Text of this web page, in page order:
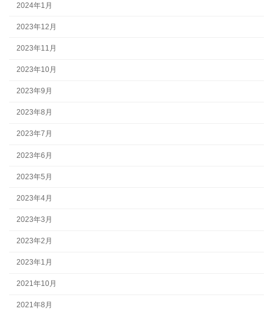
2024年1月
2023年12月
2023年11月
2023年10月
2023年9月
2023年8月
2023年7月
2023年6月
2023年5月
2023年4月
2023年3月
2023年2月
2023年1月
2021年10月
2021年8月